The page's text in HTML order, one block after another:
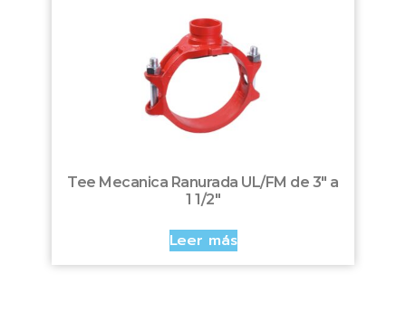
Tee Mecanica Ranurada UL/FM de 3″ a
1 1/2″
Leer más